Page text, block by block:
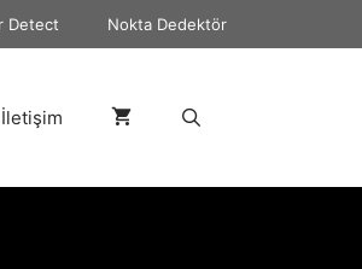
Detect Nokta Dedektör
İletişim